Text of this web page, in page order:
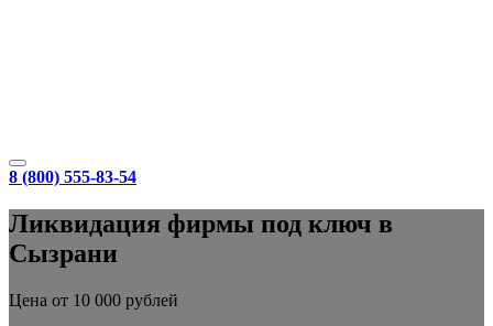
8 (800) 555-83-54
Ликвидация фирмы под ключ в
Сызрани
Цена от 10 000 рублей